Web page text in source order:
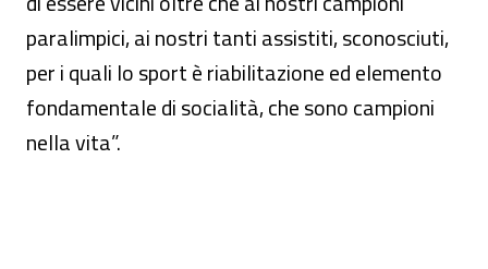
paralimpici, ai nostri tanti assistiti, sconosciuti,
per i quali lo sport è riabilitazione ed elemento
fondamentale di socialità, che sono campioni
nella vita”.